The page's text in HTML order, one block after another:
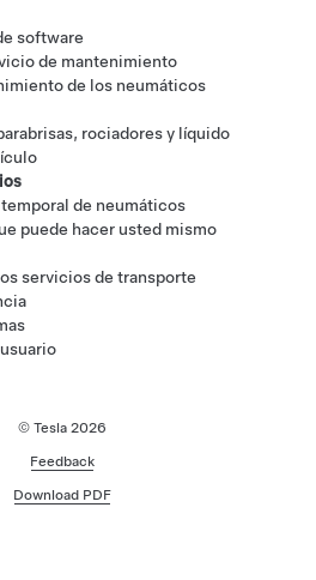
software
de mantenimiento
de los neumáticos
rociadores y líquido
de neumáticos
puede hacer usted mismo
servicios de transporte
© Tesla 2026
Feedback
Download PDF